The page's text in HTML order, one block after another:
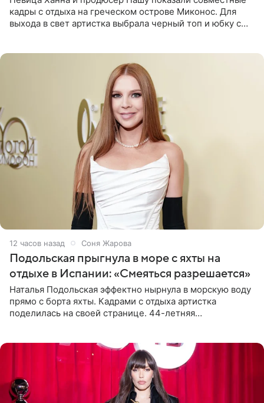
кадры с отдыха на греческом острове Миконос. Для
выхода в свет артистка выбрала черный топ и юбку с
12 часов назад Соня Жарова
Подольская прыгнула в море с яхты на
отдыхе в Испании: «Смеяться разрешается»
Наталья Подольская эффектно нырнула в морскую воду
прямо с борта яхты. Кадрами с отдыха артистка
поделилась на своей странице. 44-летняя